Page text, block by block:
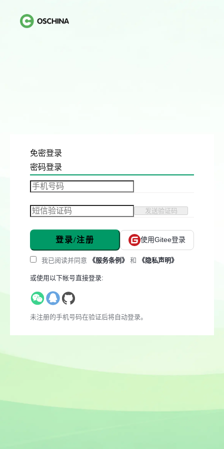
免密登录
密码登录
发送验证码
登录/注册 使用Gitee登录
我已阅读并同意 《服务条例》 和 《隐私声明》
或使用以下帐号直接登录:
未注册的手机号码在验证后将自动登录。